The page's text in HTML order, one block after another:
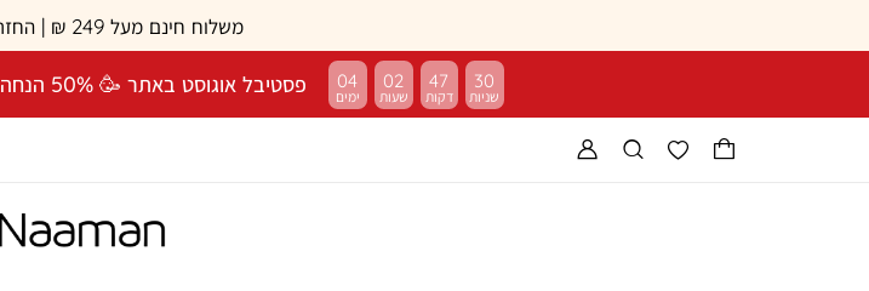
משלוח חינם מעל 249 ₪ | החזרות חינם בסניפים
פסטיבל אוגוסט באתר 🥳 50% הנחה + אקסטרה 25% על היתרה! 🎉 04 02 47 30